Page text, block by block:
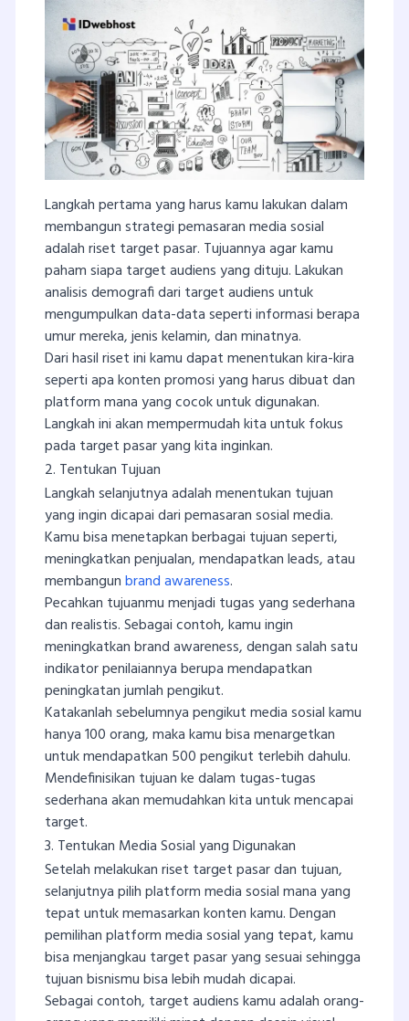
Langkah pertama yang harus kamu lakukan dalam
membangun strategi pemasaran media sosial
adalah riset target pasar. Tujuannya agar kamu
paham siapa target audiens yang dituju. Lakukan
analisis demografi dari target audiens untuk
mengumpulkan data-data seperti informasi berapa
umur mereka, jenis kelamin, dan minatnya.
Dari hasil riset ini kamu dapat menentukan kira-kira
seperti apa konten promosi yang harus dibuat dan
platform mana yang cocok untuk digunakan.
Langkah ini akan mempermudah kita untuk fokus
pada target pasar yang kita inginkan.
2. Tentukan Tujuan
Langkah selanjutnya adalah menentukan tujuan
yang ingin dicapai dari pemasaran sosial media.
Kamu bisa menetapkan berbagai tujuan seperti,
meningkatkan penjualan, mendapatkan leads, atau
membangunbrand awareness.
Pecahkan tujuanmu menjadi tugas yang sederhana
dan realistis. Sebagai contoh, kamu ingin
meningkatkan brand awareness, dengan salah satu
indikator penilaiannya berupa mendapatkan
peningkatan jumlah pengikut.
Katakanlah sebelumnya pengikut media sosial kamu
hanya 100 orang, maka kamu bisa menargetkan
untuk mendapatkan 500 pengikut terlebih dahulu.
Mendefinisikan tujuan ke dalam tugas-tugas
sederhana akan memudahkan kita untuk mencapai
target.
3. Tentukan Media Sosial yang Digunakan
Setelah melakukan riset target pasar dan tujuan,
selanjutnya pilih platform media sosial mana yang
tepat untuk memasarkan konten kamu. Dengan
pemilihan platform media sosial yang tepat, kamu
bisa menjangkau target pasar yang sesuai sehingga
tujuan bisnismu bisa lebih mudah dicapai.
Sebagai contoh, target audiens kamu adalah orang-